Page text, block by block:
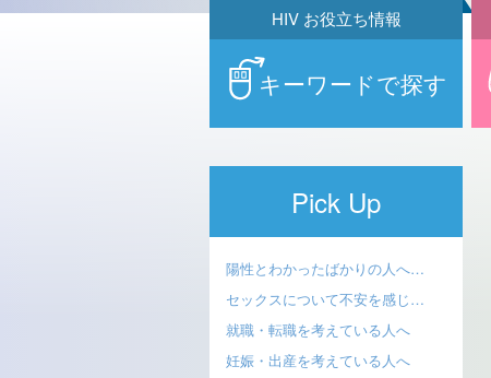
キーワードで探す
HIV お役立ち情報
Pick Up
陽性とわかったばかりの人へ…
セックスについて不安を感じ…
就職・転職を考えている人へ
妊娠・出産を考えている人へ